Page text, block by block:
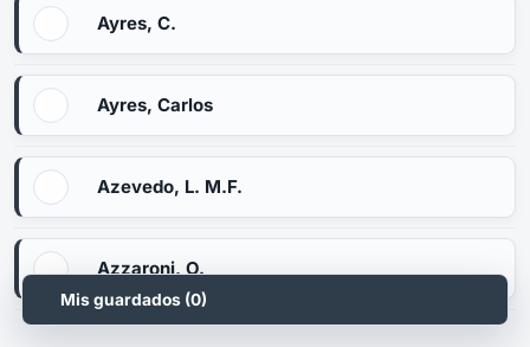
Ayres, C.
Ayres, Carlos
Azevedo, L. M.F.
Azzaroni, O.
Mis guardados (0)